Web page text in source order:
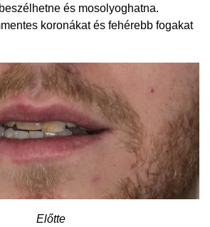
és mosolyoghatna.
koronákat és fehérebb fogakat
Előtte